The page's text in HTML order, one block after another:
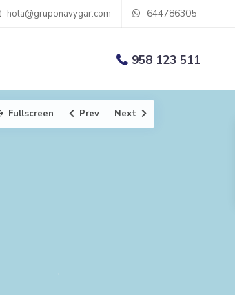
hola@gruponavygar.com 644786305
958 123 511
Fullscreen Prev Next